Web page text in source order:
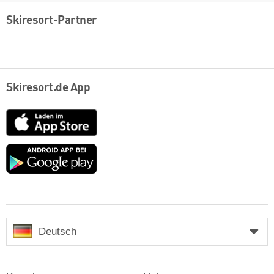
Skiresort-Partner
Skiresort.de App
App
Store
Google
Deutsch